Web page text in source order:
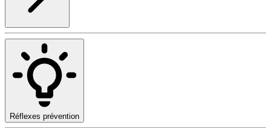
Réflexes prévention